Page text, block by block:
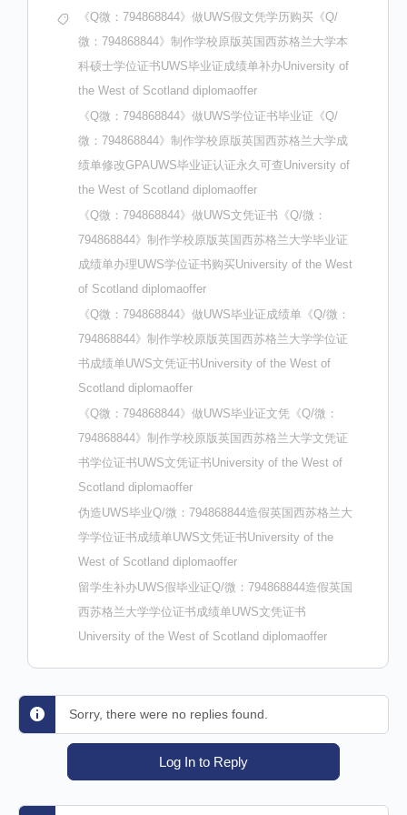
《Q微：794868844》做UWS假文凭学历购买《Q/
微：794868844》制作学校原版英国西苏格兰大学本
科硕士学位证书UWS毕业证成绩单补办University of
the West of Scotland diplomaoffer
《Q微：794868844》做UWS学位证书毕业证《Q/
微：794868844》制作学校原版英国西苏格兰大学成
绩单修改GPAUWS毕业证认证永久可查University of
the West of Scotland diplomaoffer
《Q微：794868844》做UWS文凭证书《Q/微：
794868844》制作学校原版英国西苏格兰大学毕业证
成绩单办理UWS学位证书购买University of the West
of Scotland diplomaoffer
《Q微：794868844》做UWS毕业证成绩单《Q/微：
794868844》制作学校原版英国西苏格兰大学学位证
书成绩单UWS文凭证书University of the West of
Scotland diplomaoffer
《Q微：794868844》做UWS毕业证文凭《Q/微：
794868844》制作学校原版英国西苏格兰大学文凭证
书学位证书UWS文凭证书University of the West of
Scotland diplomaoffer
伪造UWS毕业Q/微：794868844造假英国西苏格兰大
学学位证书成绩单UWS文凭证书University of the
West of Scotland diplomaoffer
留学生补办UWS假毕业证Q/微：794868844造假英国
西苏格兰大学学位证书成绩单UWS文凭证书
University of the West of Scotland diplomaoffer
Sorry, there were no replies found.
Log In to Reply